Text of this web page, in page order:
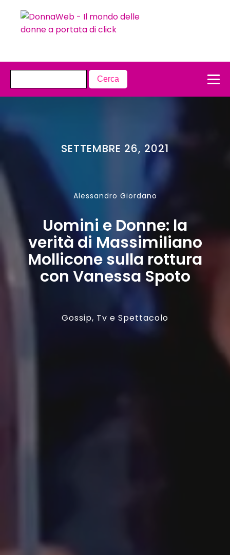
SETTEMBRE 26, 2021
Alessandro Giordano
Uomini e Donne: la
verità di Massimiliano
Mollicone sulla rottura
con Vanessa Spoto
Gossip, Tv e Spettacolo